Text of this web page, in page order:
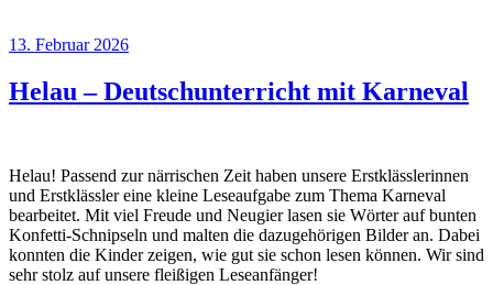
Veröffentlicht
13. Februar 2026
Helau – Deutschunterricht mit Karneval
Helau! Passend zur närrischen Zeit haben unsere Erstklässlerinnen
und Erstklässler eine kleine Leseaufgabe zum Thema Karneval
bearbeitet. Mit viel Freude und Neugier lasen sie Wörter auf bunten
Konfetti-Schnipseln und malten die dazugehörigen Bilder an. Dabei
konnten die Kinder zeigen, wie gut sie schon lesen können. Wir sind
sehr stolz auf unsere fleißigen Leseanfänger!